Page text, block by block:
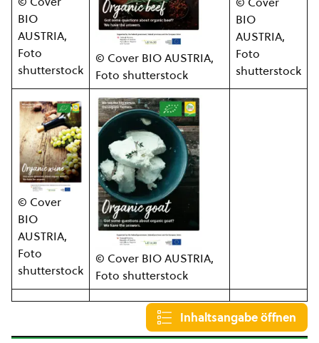
BIO
AUSTRIA,
Foto
shutterstock
© Cover BIO AUSTRIA,
Foto shutterstock
BIO
AUSTRIA,
Foto
shutterstock
© Cover
BIO
AUSTRIA,
Foto
shutterstock
© Cover BIO AUSTRIA,
Foto shutterstock
Inhaltsangabe öffnen